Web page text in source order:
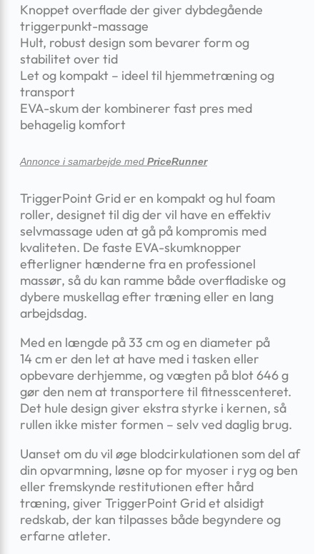
Knoppet overflade der giver dybdegående
triggerpunkt-massage
Hult, robust design som bevarer form og
stabilitet over tid
Let og kompakt – ideel til hjemmetræning og
transport
EVA-skum der kombinerer fast pres med
behagelig komfort
Annonce i samarbejde med PriceRunner
TriggerPoint Grid er en kompakt og hul foam
roller, designet til dig der vil have en effektiv
selv­massage uden at gå på kompromis med
kvaliteten. De faste EVA-skumknopper
efterligner hænderne fra en professionel
massør, så du kan ramme både overfladiske og
dybere muskel­lag efter træning eller en lang
arbejdsdag.
Med en længde på 33 cm og en diameter på
14 cm er den let at have med i tasken eller
opbevare derhjemme, og vægten på blot 646 g
gør den nem at transportere til fitnesscenteret.
Det hule design giver ekstra styrke i kernen, så
rullen ikke mister formen – selv ved daglig brug.
Uanset om du vil øge blodcirkulationen som del af
din opvarmning, løsne op for myoser i ryg og ben
eller fremskynde restitutionen efter hård
træning, giver TriggerPoint Grid et alsidigt
redskab, der kan tilpasses både begyndere og
erfarne atleter.